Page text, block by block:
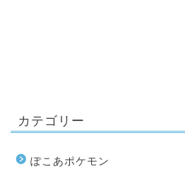
カテゴリー
ぽこあポケモン